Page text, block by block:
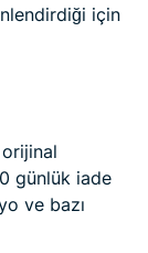
için
günlük iade
ve bazı